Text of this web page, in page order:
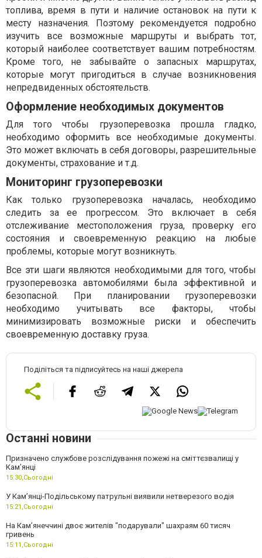
топлива, время в пути и наличие остановок на пути к
месту назначения. Поэтому рекомендуется подробно
изучить все возможные маршруты и выбрать тот,
который наиболее соответствует вашим потребностям.
Кроме того, не забывайте о запасных маршрутах,
которые могут пригодиться в случае возникновения
непредвиденных обстоятельств.
Оформление необходимых документов
Для того чтобы грузоперевозка прошла гладко,
необходимо оформить все необходимые документы.
Это может включать в себя договоры, разрешительные
документы, страхование и т.д.
Мониторинг грузоперевозки
Как только грузоперевозка началась, необходимо
следить за ее прогрессом. Это включает в себя
отслеживание местоположения груза, проверку его
состояния и своевременную реакцию на любые
проблемы, которые могут возникнуть.
Все эти шаги являются необходимыми для того, чтобы
грузоперевозка автомобилями была эффективной и
безопасной. При планировании грузоперевозки
необходимо учитывать все факторы, чтобы
минимизировать возможные риски и обеспечить
своевременную доставку груза.
Поділіться та підписуйтесь на наші джерела
Останні новини
Призначено службове розслідування пожежі на сміттєзвалищі у
Кам’янці
15:30,Сьогодні
У Кам’янці-Подільському патрульні виявили нетверезого водія
15:21,Сьогодні
На Камʼянеччині двоє жителів "подарували" шахраям 60 тисяч
гривень
15:11,Сьогодні